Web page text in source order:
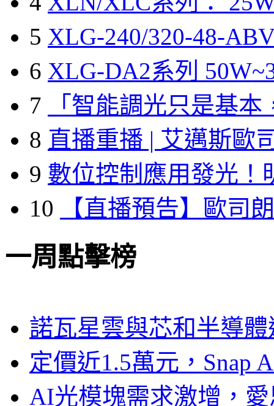
5 XLG-240/320-48-
6 XLG-DA2系列
7
「智能調光只是基本
8 直播重播 | 艾邁斯歐
9 數位控制應用發光！
10
【直播預告】歐司
一周點擊榜
諾瓦星雲與芯和半導
定價近1.5萬元，Snap
AI光模塊需求激增，